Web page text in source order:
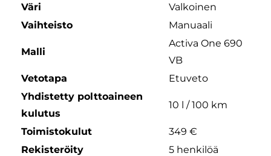
Väri
Valkoinen
Vaihteisto
Manuaali
Malli
Activa One 690
VB
Vetotapa
Etuveto
Yhdistetty polttoaineen
kulutus
10 l / 100 km
Toimistokulut
349 €
Rekisteröity
5 henkilöä